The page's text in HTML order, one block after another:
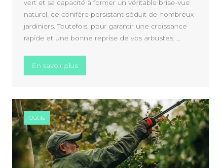
vert et sa capacité à former un véritable brise-vue
naturel, ce conifère persistant séduit de nombreux
jardiniers. Toutefois, pour garantir une croissance
rapide et une bonne reprise de vos arbustes, …
En savoir plus« Quand planter des thuyas ? Guide
Outils